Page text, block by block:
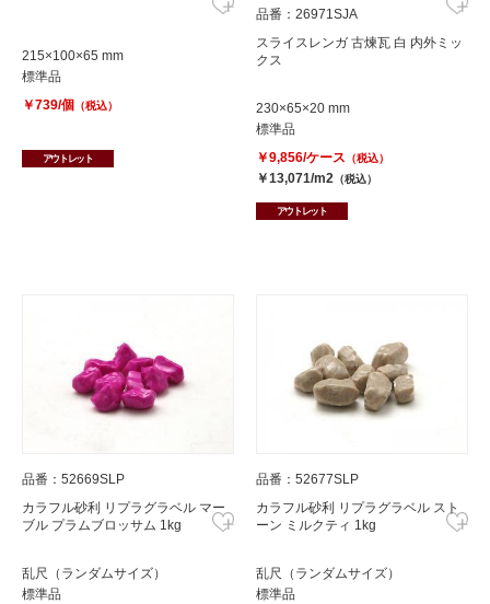
215×100×65 mm
標準品
￥739/個
（税込）
アウトレット
品番：26971SJA
スライスレンガ 古煉瓦 白 内外ミッ
クス
230×65×20 mm
標準品
￥9,856/ケース （税込）
￥13,071/m2 （税込）
アウトレット
品番：52669SLP
カラフル砂利 リプラグラベル マー
ブル プラムブロッサム 1kg
乱尺（ランダムサイズ）
標準品
品番：52677SLP
カラフル砂利 リプラグラベル スト
ーン ミルクティ 1kg
乱尺（ランダムサイズ）
標準品